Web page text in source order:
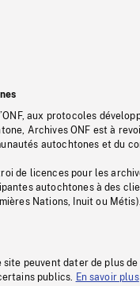
aux protocoles
Archives ONF est à
autochtones et du
de licences pour les
autochtones à des
Nations, Inuit ou Métis).
peuvent dater de plus
publics.
En savoir plus